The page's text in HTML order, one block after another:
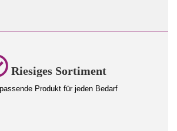
Riesiges Sortiment
Produkt für jeden Bedarf